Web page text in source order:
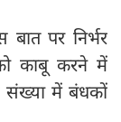
पर निर्भर
काबू करने में
संख्या में बंधकों